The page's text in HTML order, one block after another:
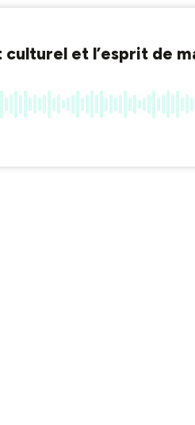
et l’esprit de